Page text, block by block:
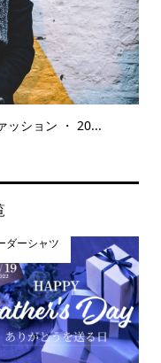
ッション ・ 20...
ダーシャツ